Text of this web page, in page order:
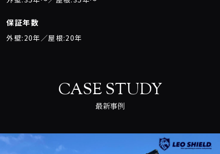
保証年数
外壁:20年／屋根:20年
CASE STUDY
最新事例